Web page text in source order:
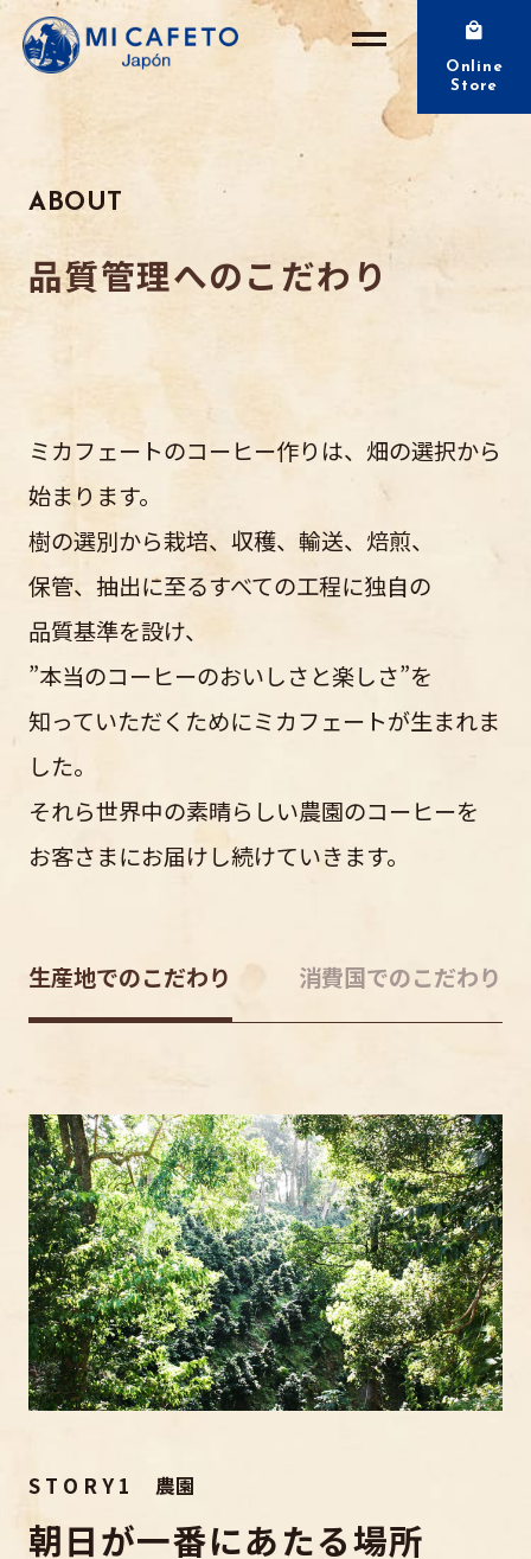
Online
Store
ABOUT
品質管理へのこだわり
ミカフェートのコーヒー作りは、畑の選択から
始まります。
樹の選別から栽培、収穫、輸送、焙煎、
保管、抽出に至るすべての工程に独自の
品質基準を設け、
”本当のコーヒーのおいしさと楽しさ”を
知っていただくためにミカフェートが生まれま
した。
それら世界中の素晴らしい農園のコーヒーを
お客さまにお届けし続けていきます。
生産地でのこだわり 消費国でのこだわり
S T O R Y 1 農園
朝日が一番にあたる場所